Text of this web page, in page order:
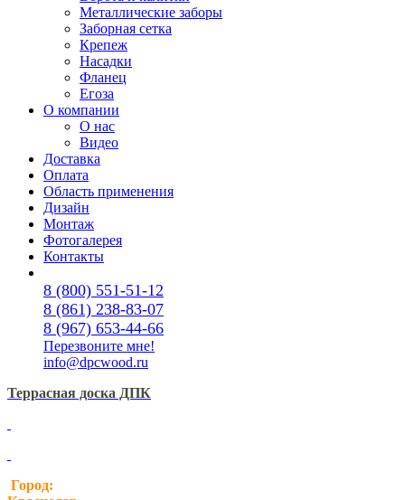
Металлические заборы
Заборная сетка
Крепеж
Насадки
Фланец
Егоза
О компании
О нас
Видео
Доставка
Оплата
Область применения
Дизайн
Монтаж
Фотогалерея
Контакты
8 (800) 551-51-12
8 (861) 238-83-07
8 (967) 653-44-66
Перезвоните мне!
info@dpcwood.ru
Террасная доска ДПК
Город: